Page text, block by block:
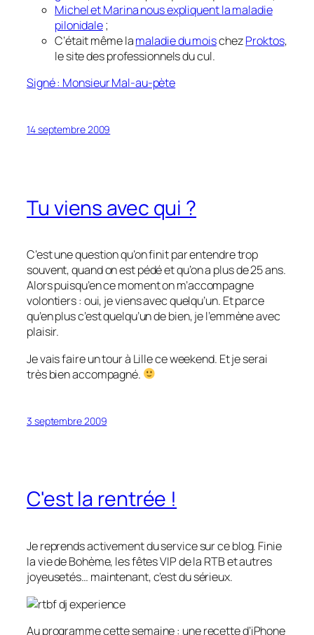
Michel et Marina nous expliquent la maladie
pilonidale;
C’était même lamaladie du moischezProktos,
le site des professionnels du cul.
Signé : Monsieur Mal-au-pète
14 septembre 2009
Tu viens avec qui ?
C’est une question qu’on finit par entendre trop
souvent, quand on est pédé et qu’on a plus de 25 ans.
Alors puisqu’en ce moment on m’accompagne
volontiers : oui, je viens avec quelqu’un. Et parce
qu’en plus c’est quelqu’un de bien, je l’emmène avec
plaisir.
Je vais faire un tour à Lille ce weekend. Et je serai
très bien accompagné.
3 septembre 2009
C'est la rentrée !
Je reprends activement du service sur ce blog. Finie
la vie de Bohème, les fêtes VIP de la RTB et autres
joyeusetés… maintenant, c’est du sérieux.
Au programme cette semaine : une recette d’iPhone